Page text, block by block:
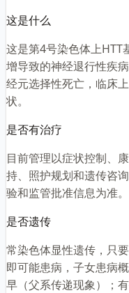
这是什么
这是第4号染色体上HTT
增导致的神经退行性疾
经元选择性死亡，临床
状。
是否有治疗
目前管理以症状控制、
持、照护规划和遗传咨
验和监管批准信息为准。
是否遗传
常染色体显性遗传，只
即可能患病，子女患病
早（父系传递现象）；